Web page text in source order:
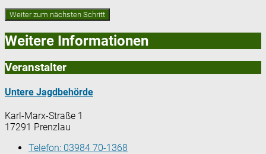
Weitere Informationen
Veranstalter
Untere Jagdbehörde
Karl-Marx-Straße 1
17291 Prenzlau
Telefon: 03984 70-1368